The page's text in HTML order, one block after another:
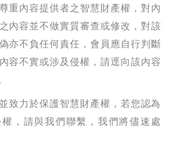
重內容提供者之智慧財產權，對內
內容並不做實質審查或修改，對該
亦不負任何責任，會員應自行判斷
容不實或涉及侵權，請逕向該內容
致力於保護智慧財產權，若您認為
，請與我們聯繫，我們將儘速處